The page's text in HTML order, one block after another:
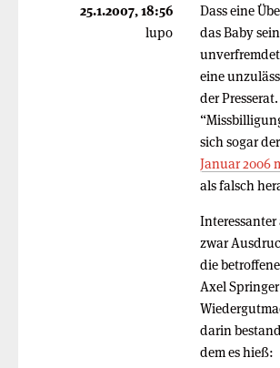
Dass eine
das Baby
eine
der
sich sogar
Januar 2006
als falsch
Interessanter
zwar
die
Axel
darin
dem es hieß:
25.1.2007, 18:56
lupo